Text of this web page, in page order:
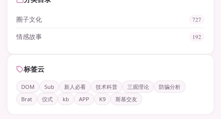
圈子文化 727
情感故事 192
标签云
DOM Sub 新人必看 技术科普 三观理论
防骗分析
Brat
仪式 kb APP K9 斯慕交友